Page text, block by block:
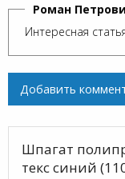
Роман
Интересная
Добавить
Шпагат
текс синий